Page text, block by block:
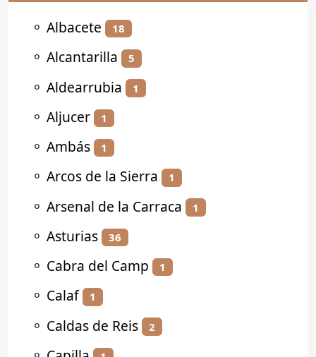
⚬ Albacete 18
⚬ Alcantarilla 5
⚬ Aldearrubia 1
⚬ Aljucer 1
⚬ Ambás 1
⚬ Arcos de la Sierra 1
⚬ Arsenal de la Carraca 1
⚬ Asturias 36
⚬ Cabra del Camp 1
⚬ Calaf 1
⚬ Caldas de Reis 2